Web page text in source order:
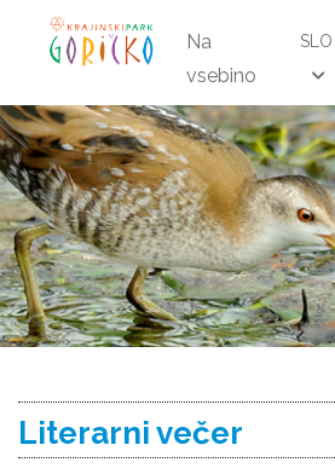
Na
vsebino
SLO
Literarni večer